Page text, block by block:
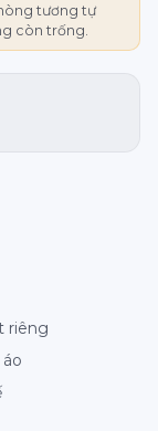
tương tự
còn trống.
riêng